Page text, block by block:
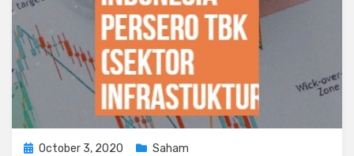
Posted
October 3, 2020 Saham